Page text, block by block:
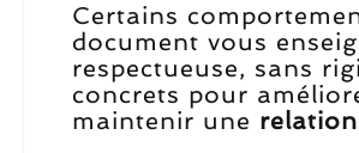
Certains
document vous
respectueuse, sans
concrets pour
maintenir une